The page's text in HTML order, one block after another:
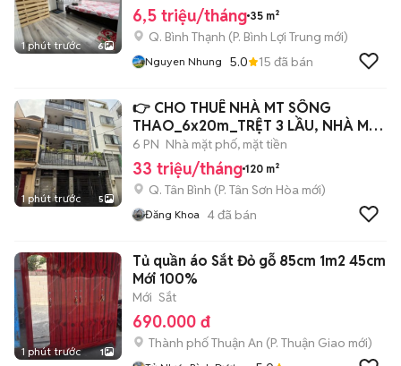
1 phút trước 6
6,5 triệu/tháng 35 m²
Q. Bình Thạnh (P. Bình Lợi Trung mới)
Nguyen Nhung 5.0 15 đã bán
1 phút trước 5
👉 CHO THUÊ NHÀ MT SÔNG
THAO_6x20m_TRỆT 3 LẦU, NHÀ MỚI
ĐẸP.
6 PN Nhà mặt phố, mặt tiền
33 triệu/tháng 120 m²
Q. Tân Bình (P. Tân Sơn Hòa mới)
Đăng Khoa 4đã bán
1 phút trước 1
Tủ quần áo Sắt Đỏ gỗ 85cm 1m2 45cm
Mới 100%
Mới Sắt
690.000 đ
Thành phố Thuận An (P. Thuận Giao mới)